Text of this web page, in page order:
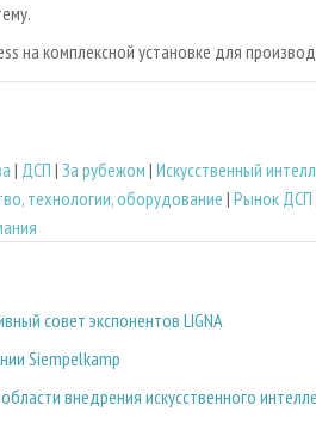
на комплексной установке для
| ДСП | За рубежом | Искусственный
технологии, оборудование | Рынок ДСП
совет экспонентов LIGNA
Siempelkamp
внедрения искусственного